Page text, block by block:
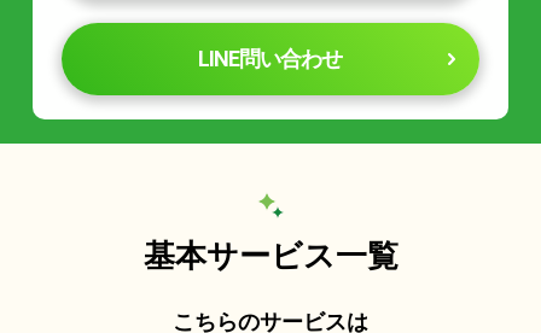
LINE問い合わせ
基本サービス一覧
こちらのサービスは